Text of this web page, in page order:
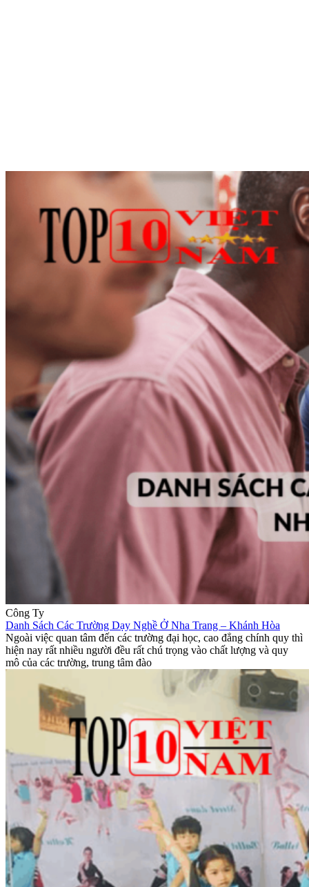
Công Ty
Danh Sách Các Trường Dạy Nghề Ở Nha Trang – Khánh Hòa
Ngoài việc quan tâm đến các trường đại học, cao đẳng chính quy thì
hiện nay rất nhiều người đều rất chú trọng vào chất lượng và quy
mô của các trường, trung tâm đào